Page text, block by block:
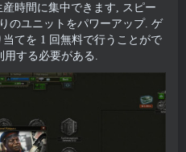
時間に集中できます, スピー
のユニットをパワーアップ. ゲ
てを 1 回無料で行うことがで
する必要がある.